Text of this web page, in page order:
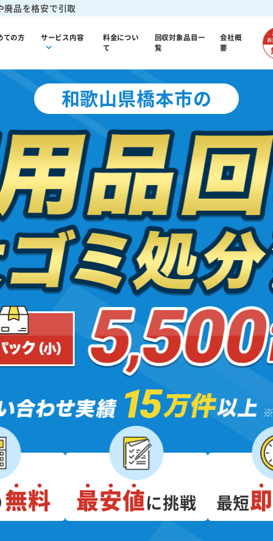
廃品を格安で引取
ての方 サービス内容
料金につい
て
回収対象品目一
覧
会社概
要
和歌山県橋本市の
無料 最安値に挑戦 最短